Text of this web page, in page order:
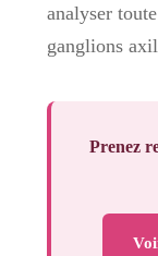
analyser
ganglions
Prenez